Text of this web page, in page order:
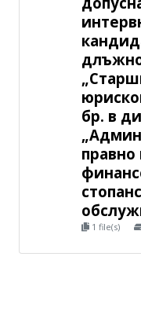
бр. в
правно
1 file(s)